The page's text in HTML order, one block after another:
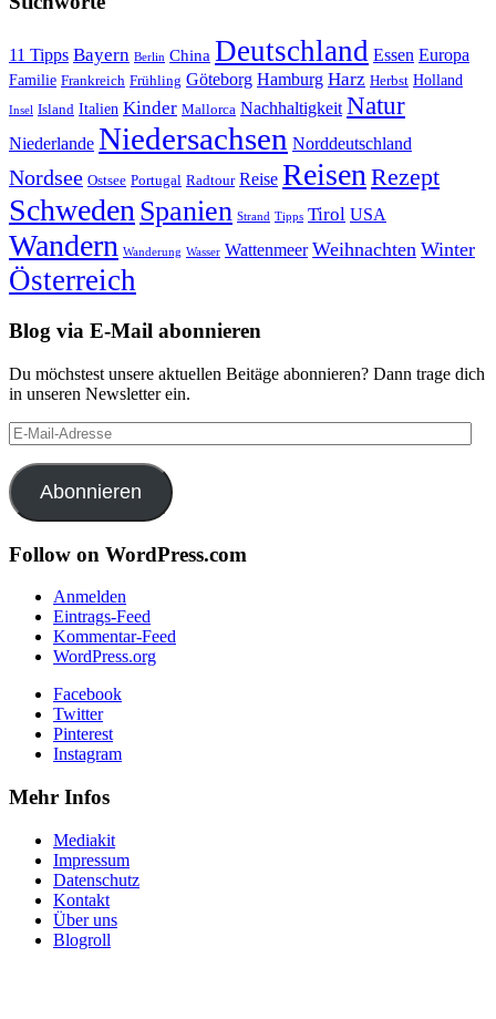
11 Tipps Bayern Berlin China Deutschland Essen Europa
Familie Frankreich Frühling Göteborg Hamburg Harz Herbst Holland
Insel Island Italien Kinder Mallorca Nachhaltigkeit Natur
Niederlande Niedersachsen Norddeutschland
Nordsee Ostsee Portugal Radtour Reise ReisenRezept
SchwedenSpanien Strand Tipps Tirol USA
Wandern Wanderung Wasser Wattenmeer Weihnachten Winter
Österreich
Blog via E-Mail abonnieren
Du möchstest unsere aktuellen Beitäge abonnieren? Dann trage dich
in unseren Newsletter ein.
E-
Mail-
Adresse
Abonnieren
Follow on WordPress.com
Anmelden
Eintrags-Feed
Kommentar-Feed
WordPress.org
Facebook
Twitter
Pinterest
Instagram
Mehr Infos
Mediakit
Impressum
Datenschutz
Kontakt
Über uns
Blogroll